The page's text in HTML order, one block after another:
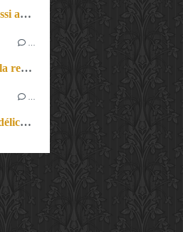
N Y S T – danser aussi avec les mots, une expérience insolite et inclusive !
In bocca al lupo – à la recherche du loup perdu et retrouvé, mythique animal que notre société ne veut / peut pas voir.
La Vie en vrai – un délicat moment de poésie à l’image de cette grande dame de la chanson française. Pur plaisir